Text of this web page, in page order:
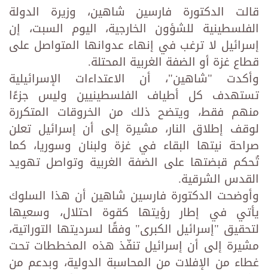
قالت الدكتورة فارسين شاهين، وزيرة الدولة
الفلسطينية للشؤون الخارجية، اليوم السبت، إن
إسرائيل لا ترغب في إنهاء عدوانها المتواصل على
قطاع غزة أو الضفة الغربية المحتلة.
وأكدت "شاهين"، أن الاعتداءات الإسرائيلية
تستهدف كل أطياف الفلسطينيين وليس جزءًا
منهم فقط، ويتضح ذلك من الخروقات المتكررة
لوقف إطلاق النار، مشيرة إلى أن إسرائيل تعلن
صراحة نيتها البقاء في غزة ولبنان وسوريا، كما
تُحكم قبضتها على الضفة الغربية وتواصل تهويد
القدس الشرقية.
وأوضحت الدكتورة فارسين شاهين أن هذا السلوك
يأتي في إطار رؤيتها كقوة احتلال، وسعيها
لتحقيق "إسرائيل الكبرى" وفقًا لسرديتها التوراتية،
مشيرة إلى أن إسرائيل تنفّذ هذه المخططات تحت
غطاء من الإفلات من المحاسبة الدولية، وبدعم من